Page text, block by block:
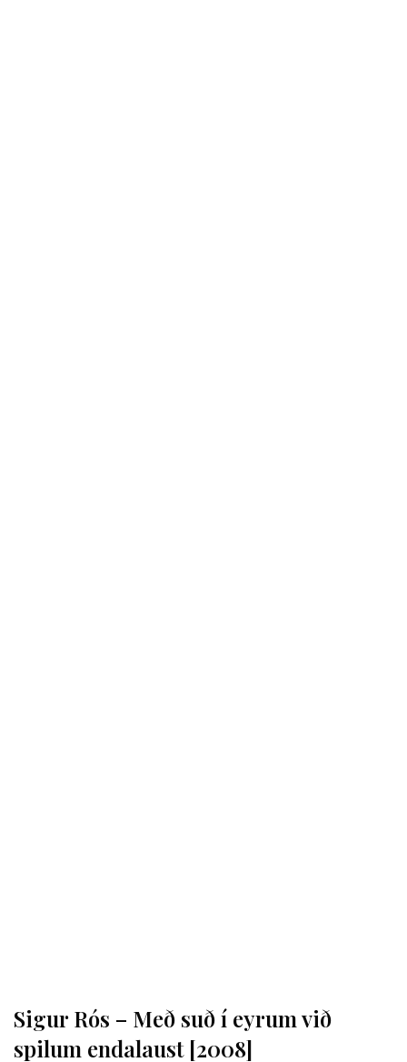
Sigur Rós – Með suð í eyrum við
spilum endalaust [2008]